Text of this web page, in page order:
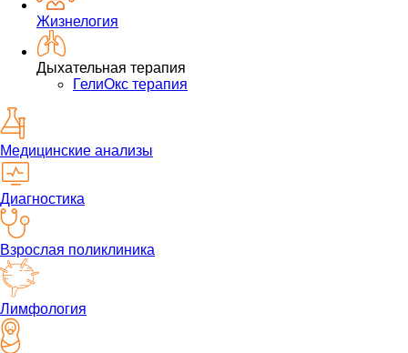
Жизнелогия
Дыхательная терапия
ГелиОкс терапия
Медицинские анализы
Диагностика
Взрослая поликлиника
Лимфология